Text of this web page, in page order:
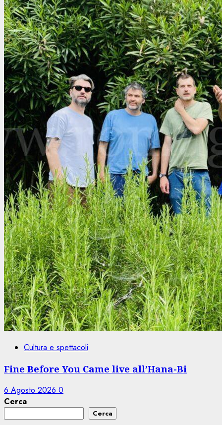
Cultura e spettacoli
Fine Before You Came live all’Hana-Bi
6 Agosto 2026 0
Cerca
Cerca